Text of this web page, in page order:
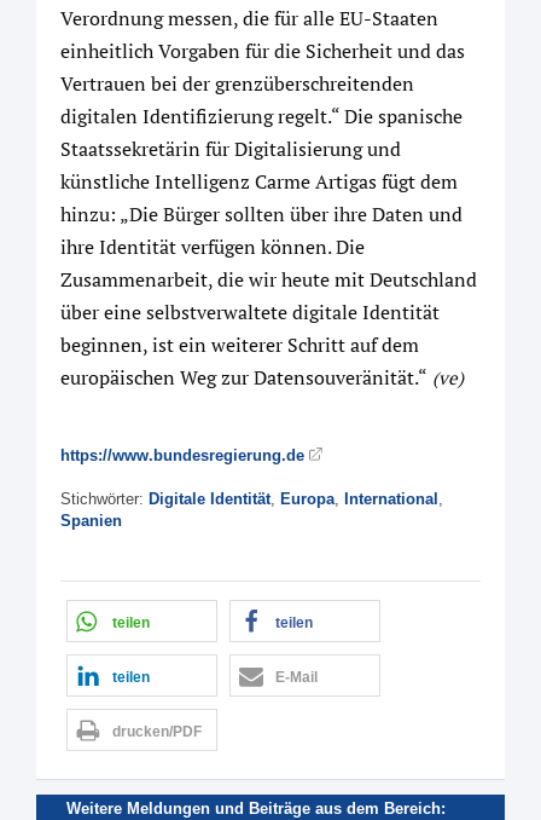
Verordnung messen, die für alle EU-Staaten
einheitlich Vorgaben für die Sicherheit und das
Vertrauen bei der grenzüberschreitenden
digitalen Identifizierung regelt.“ Die spanische
Staatssekretärin für Digitalisierung und
künstliche Intelligenz Carme Artigas fügt dem
hinzu: „Die Bürger sollten über ihre Daten und
ihre Identität verfügen können. Die
Zusammenarbeit, die wir heute mit Deutschland
über eine selbstverwaltete digitale Identität
beginnen, ist ein weiterer Schritt auf dem
europäischen Weg zur Datensouveränität.“ (ve)
https://www.bundesregierung.de
Stichwörter: Digitale Identität, Europa, International ,
Spanien
teilen teilen
teilen E-Mail
drucken/PDF
Weitere Meldungen und Beiträge aus dem Bereich: